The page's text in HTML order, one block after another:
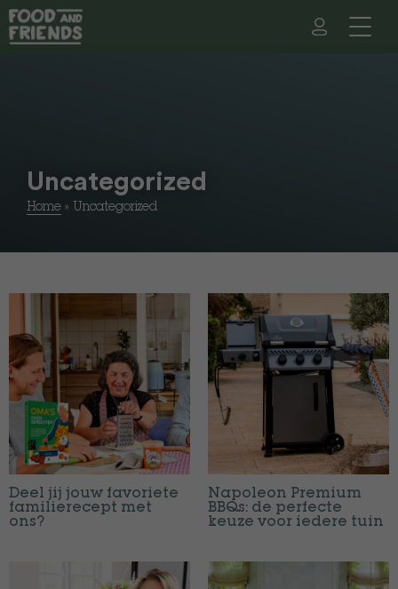
Uncategorized
Home » Uncategorized
Deel jij jouw favoriete
familierecept met
ons?
Napoleon Premium
BBQs: de perfecte
keuze voor iedere tuin